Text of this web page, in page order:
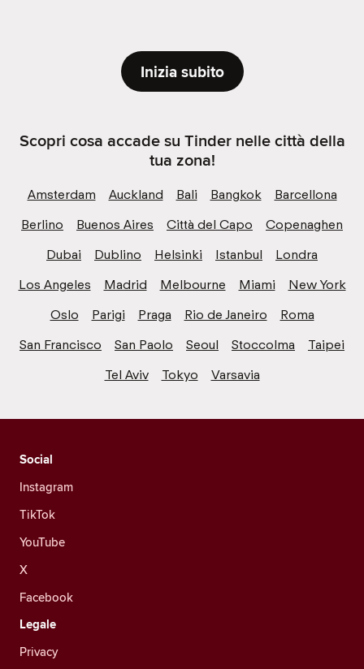
Inizia subito
Scopri cosa accade su Tinder nelle città della
tua zona!
Amsterdam Auckland Bali Bangkok
Barcellona
Berlino
Buenos Aires Città del Capo
Copenaghen
Dubai
Dublino Helsinki Istanbul
Londra
Los Angeles
Madrid Melbourne Miami
New York
Oslo
Parigi Praga Rio de Janeiro
Roma
San Francisco
San Paolo Seoul Stoccolma
Taipei
Tel Aviv
Tokyo Varsavia
Social
Instagram
TikTok
YouTube
X
Facebook
Legale
Privacy